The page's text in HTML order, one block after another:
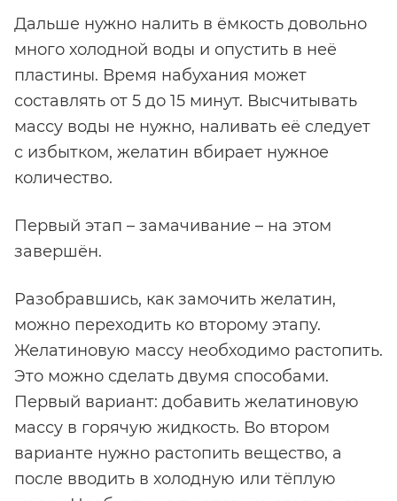
Дальше нужно налить в ёмкость довольно
много холодной воды и опустить в неё
пластины. Время набухания может
составлять от 5 до 15 минут. Высчитывать
массу воды не нужно, наливать её следует
с избытком, желатин вбирает нужное
количество.
Первый этап – замачивание – на этом
завершён.
Разобравшись, как замочить желатин,
можно переходить ко второму этапу.
Желатиновую массу необходимо растопить.
Это можно сделать двумя способами.
Первый вариант: добавить желатиновую
массу в горячую жидкость. Во втором
варианте нужно растопить вещество, а
после вводить в холодную или тёплую